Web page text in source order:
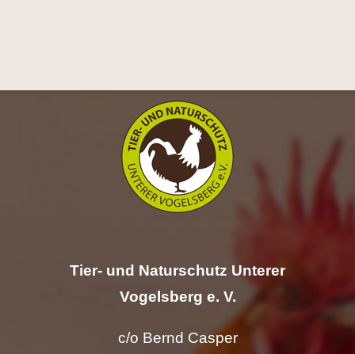
Tier- und Naturschutz Unterer
Vogelsberg e. V.
c/o Bernd Casper